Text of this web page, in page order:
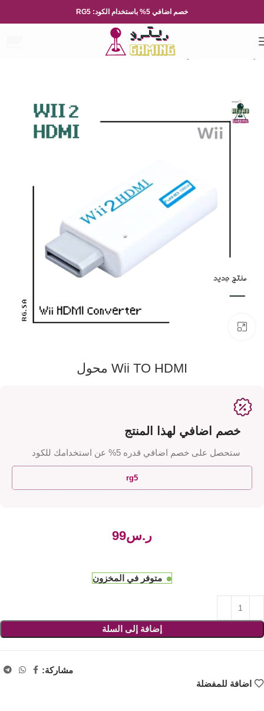
خصم اضافي 5% باستخدام الكود: RG5
Wii TO HDMI محول
خصم اضافي لهذا المنتج
ستحصل على خصم اضافي قدره 5% عن استخدامك للكود
rg5
ر.س
متوفر في المخزون
إضافة إلى السلة
مشاركة:
اضافة للمفضلة